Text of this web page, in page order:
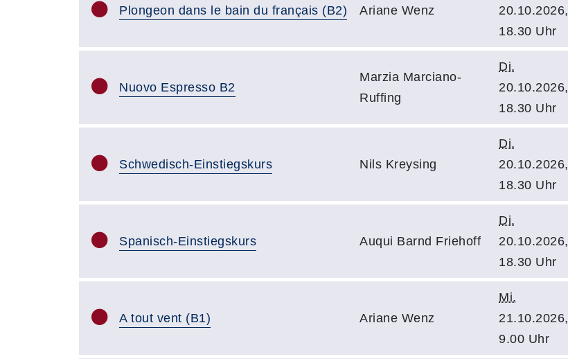
Plongeon dans le bain du français (B2) Ariane Wenz
20.10.2026,
18.30 Uhr
Nuovo Espresso B2
Marzia Marciano-
Ruffing
Di.
20.10.2026,
18.30 Uhr
Schwedisch-Einstiegskurs Nils Kreysing
Di.
20.10.2026,
18.30 Uhr
Spanisch-Einstiegskurs Auqui Barnd Friehoff
Di.
20.10.2026,
18.30 Uhr
A tout vent (B1) Ariane Wenz
Mi.
21.10.2026,
9.00 Uhr